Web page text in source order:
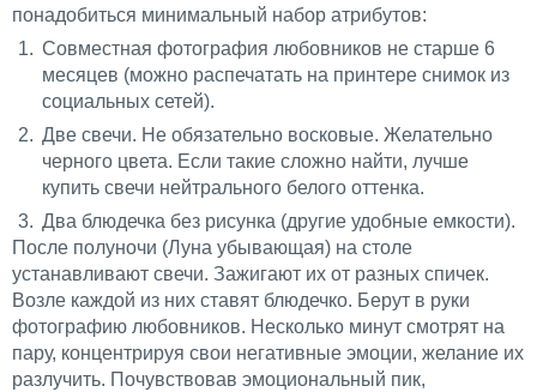
понадобиться минимальный набор атрибутов:
Совместная фотография любовников не старше 6
месяцев (можно распечатать на принтере снимок из
социальных сетей).
Две свечи. Не обязательно восковые. Желательно
черного цвета. Если такие сложно найти, лучше
купить свечи нейтрального белого оттенка.
Два блюдечка без рисунка (другие удобные емкости).
После полуночи (Луна убывающая) на столе
устанавливают свечи. Зажигают их от разных спичек.
Возле каждой из них ставят блюдечко. Берут в руки
фотографию любовников. Несколько минут смотрят на
пару, концентрируя свои негативные эмоции, желание их
разлучить. Почувствовав эмоциональный пик,